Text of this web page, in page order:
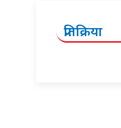
प्रतिक्रिया